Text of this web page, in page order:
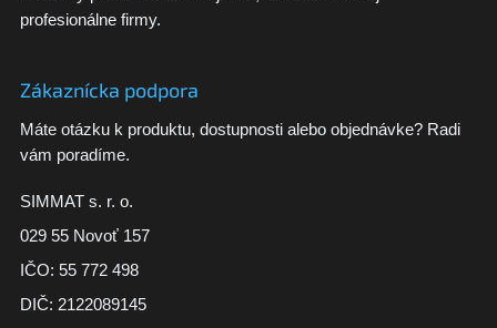
profesionálne firmy.
Zákaznícka podpora
Máte otázku k produktu, dostupnosti alebo objednávke? Radi
vám poradíme.
SIMMAT s. r. o.
029 55 Novoť 157
IČO: 55 772 498
DIČ: 2122089145